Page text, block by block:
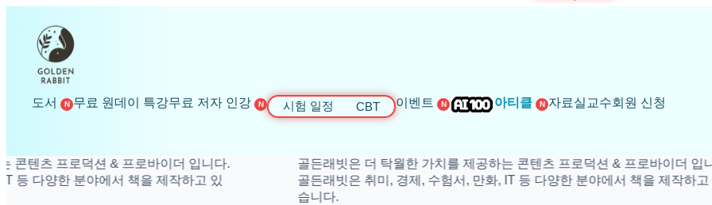
도서 N 무료 원데이 특강무료 저자 인강 N 시험 일정 CBT 이벤트 N 아티클 N 자료실 교수회원 신청
프로덕션 & 프로바이더 입니다.
양한 분야에서 책을 제작하고 있
골든래빗은 더 탁월한 가치를 제공하는 콘텐츠 프로덕션 & 프로바이더 입니다.
골든래빗은 취미, 경제, 수험서, 만화, IT 등 다양한 분야에서 책을 제작하고 있
습니다.